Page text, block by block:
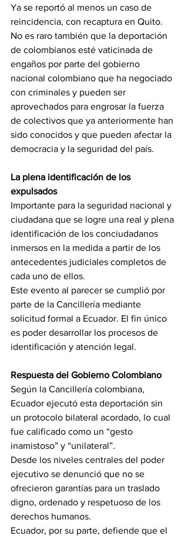
Ya se reportó al menos un caso de
reincidencia, con recaptura en Quito.
No es raro también que la deportación
de colombianos esté vaticinada de
engaños por parte del gobierno
nacional colombiano que ha negociado
con criminales y pueden ser
aprovechados para engrosar la fuerza
de colectivos que ya anteriormente han
sido conocidos y que pueden afectar la
democracia y la seguridad del país.
La plena identificación de los
expulsados
Importante para la seguridad nacional y
ciudadana que se logre una real y plena
identificación de los conciudadanos
inmersos en la medida a partir de los
antecedentes judiciales completos de
cada uno de ellos.
Este evento al parecer se cumplió por
parte de la Cancillería mediante
solicitud formal a Ecuador. El fin único
es poder desarrollar los procesos de
identificación y atención legal.
Respuesta del Gobierno Colombiano
Según la Cancillería colombiana,
Ecuador ejecutó esta deportación sin
un protocolo bilateral acordado, lo cual
fue calificado como un “gesto
inamistoso” y “unilateral”.
Desde los niveles centrales del poder
ejecutivo se denunció que no se
ofrecieron garantías para un traslado
digno, ordenado y respetuoso de los
derechos humanos.
Ecuador, por su parte, defiende que el